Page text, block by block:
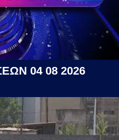
04 08 2026